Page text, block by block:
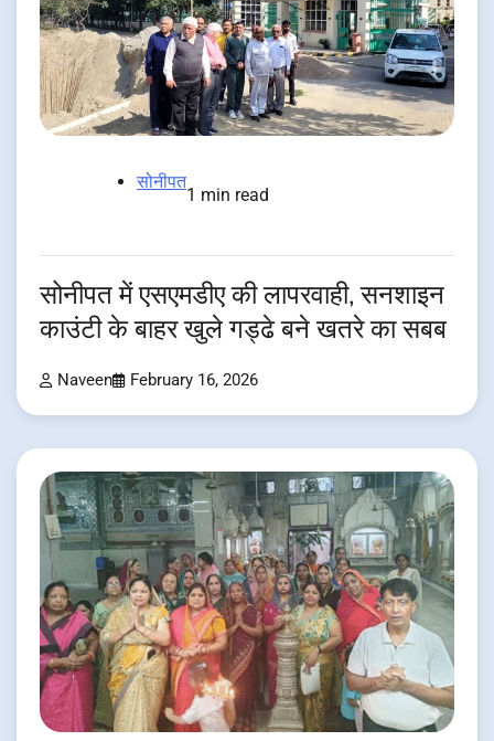
सोनीपत
1 min read
सोनीपत में एसएमडीए की लापरवाही, सनशाइन
काउंटी के बाहर खुले गड्ढे बने खतरे का सबब
Naveen February 16, 2026